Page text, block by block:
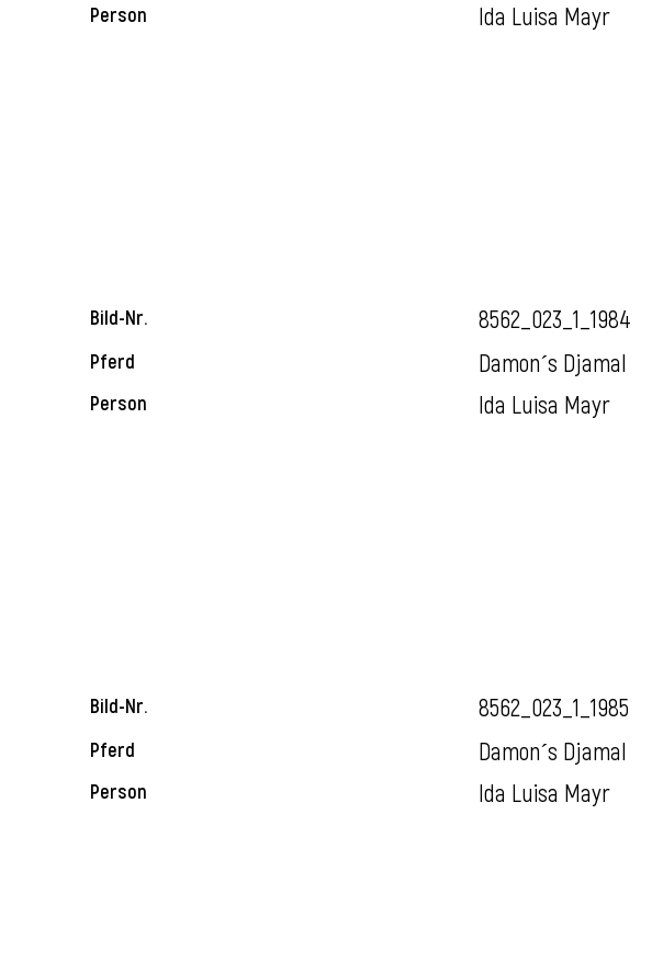
Person Ida Luisa Mayr
Bild-Nr. 8562_023_1_1984
Pferd Damon´s Djamal
Person Ida Luisa Mayr
Bild-Nr. 8562_023_1_1985
Pferd Damon´s Djamal
Person Ida Luisa Mayr